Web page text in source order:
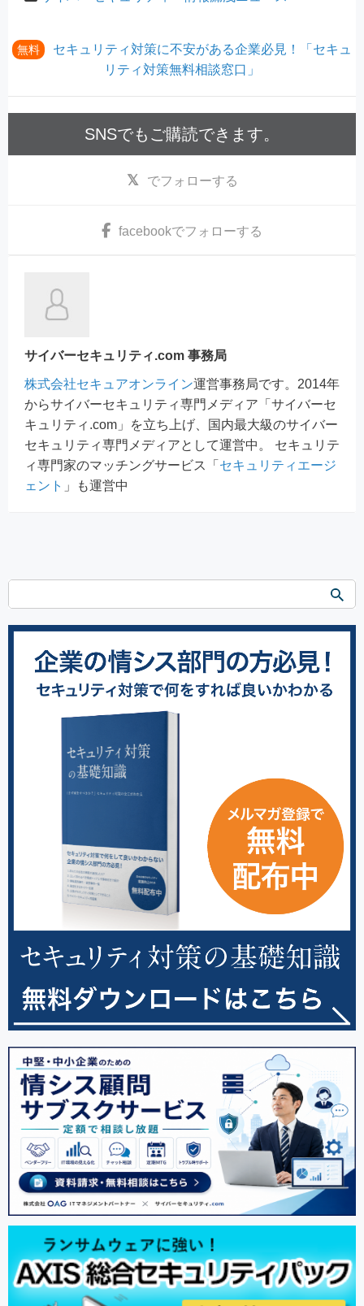
無料
セキュリティ対策に不安がある企業必見！「セキュ
リティ対策無料相談窓口」
SNSでもご購読できます。
でフォローする
facebookでフォローする
サイバーセキュリティ.com 事務局
株式会社セキュアオンライン運営事務局です。2014年
からサイバーセキュリティ専門メディア「サイバーセ
キュリティ.com」を立ち上げ、国内最大級のサイバー
セキュリティ専門メディアとして運営中。 セキュリテ
ィ専門家のマッチングサービス「 セキュリティエージ
ェント 」も運営中